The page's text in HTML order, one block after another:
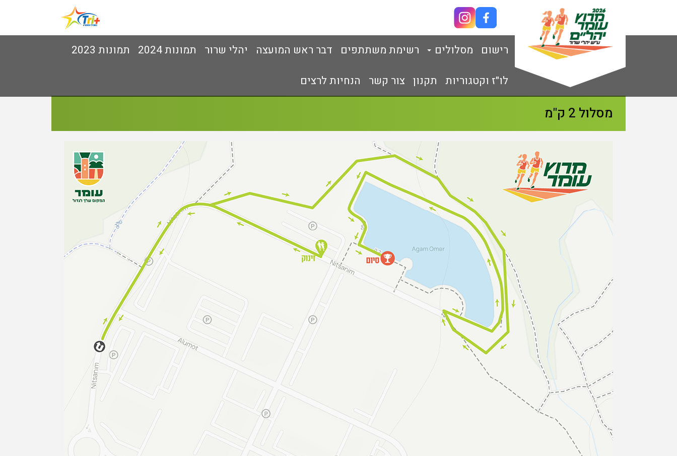
רישום מסלולים רשימת משתתפים דבר ראש המועצה יהלי שרור תמונות 2024
תמונות 2023
לו"ז וקטגוריות תקנון צור קשר הנחיות לרצים
מסלול 2 ק"מ